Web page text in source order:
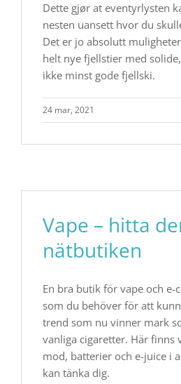
Dette gjør at eventyrlysten
nesten uansett hvor du
Det er jo absolutt
helt nye fjellstier med
ikke minst gode fjellski.​
24 mar, 2021
Vape – hitta
nätbutiken
En bra butik för vape och e-
som du behöver för att
trend som nu vinner mark
vanliga cigaretter. Här finns
mod, batterier och e-juice i
kan tänka dig.